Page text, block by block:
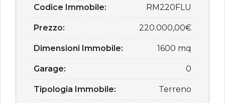
Codice Immobile: RM220FLU
Prezzo: 220.000,00€
Dimensioni Immobile: 1600 mq
Garage: 0
Tipologia Immobile: Terreno